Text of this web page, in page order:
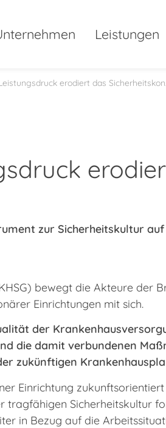
Leistungen
erodiert das
zur Sicherheitskultur
bewegt die Akteure der
Einrichtungen mit sich.
der
die damit verbundenen
zukünftigen
Einrichtung
tragfähigen Sicherheitskultur
in Bezug auf die